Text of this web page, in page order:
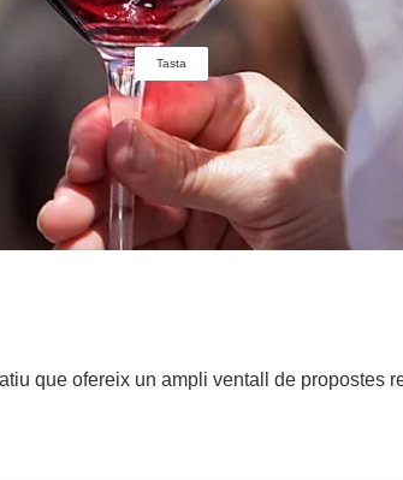
Tasta
que ofereix un ampli ventall de propostes